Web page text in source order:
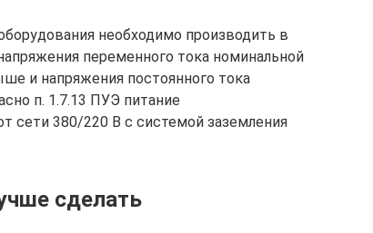
необходимо производить в
переменного тока номинальной
и напряжения постоянного тока
п. 1.7.13 ПУЭ питание
сети 380/220 В с системой заземления
сделать